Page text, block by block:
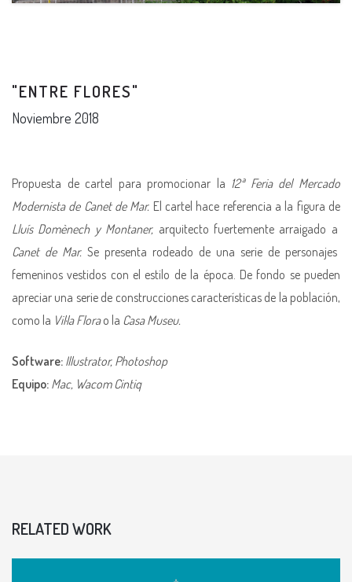
"ENTRE FLORES"
Noviembre 2018
Propuesta de cartel para promocionar la 12ª Feria del Mercado
Modernista de Canet de Mar. El cartel hace referencia a la figura de
Lluís Domènech y Montaner, arquitecto fuertemente arraigado a
Canet de Mar. Se presenta rodeado de una serie de personajes
femeninos vestidos con el estilo de la época. De fondo se pueden
apreciar una serie de construcciones características de la población,
como la Vil·la Florao la Casa Museu.
Software: Illustrator, Photoshop
Equipo: Mac, Wacom Cintiq
RELATED WORK